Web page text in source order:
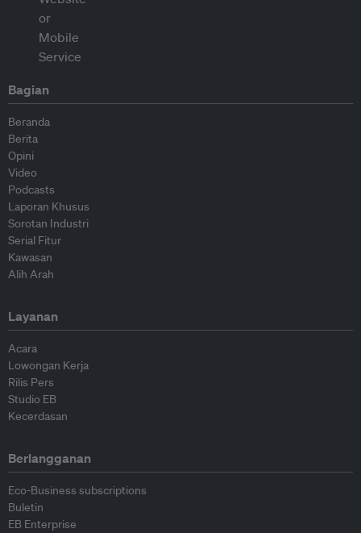
Bagian
Beranda
Berita
Opini
Video
Podcasts
Laporan Khusus
Sorotan Industri
Serial Fitur
Kawasan
Alih Arah
Layanan
Acara
Lowongan Kerja
Rilis Pers
Studio EB
Kecerdasan
Berlangganan
Eco-Business subscriptions
Buletin
EB Enterprise